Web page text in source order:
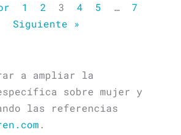
1 2 3 4 5 …
7
Siguiente »
a ampliar la
sobre mujer y
las referencias
.